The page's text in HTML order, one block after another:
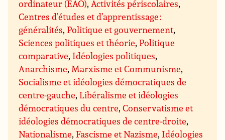
ordinateur (EAO),Activités périscolaires,
Centres d’études et d’apprentissage :
généralités,Politique et gouvernement,
Sciences politiques et théorie,Politique
comparative, Idéologies politiques,
Anarchisme,Marxisme et Communisme,
Socialisme et idéologies démocratiques de
centre-gauche,Libéralisme et idéologies
démocratiques du centre,Conservatisme et
idéologies démocratiques de centre-droite,
Nationalisme,Fascisme et Nazisme, Idéologies